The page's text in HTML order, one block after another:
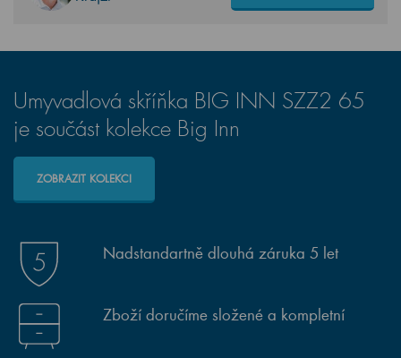
Umyvadlová skříňka BIG INN SZZ2 65
je součást kolekce Big Inn
ZOBRAZIT KOLEKCI
Nadstandartně dlouhá záruka 5 let
Zboží doručíme složené a kompletní